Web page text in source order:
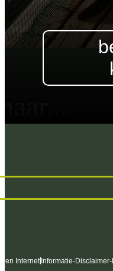
en Internet Informatie-Disclaimer-